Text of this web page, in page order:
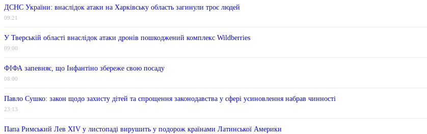
ДСНС України: внаслідок атаки на Харківську область загинули троє людей
09:21
У Тверській області внаслідок атаки дронів пошкоджений комплекс Wildberries
09:00
ФІФА запевняє, що Інфантіно збереже свою посаду
08:00
Павло Сушко: закон щодо захисту дітей та спрощення законодавства у сфері усиновлення набрав чинності
23:13
Папа Римський Лев XIV у листопаді вирушить у подорож країнами Латинської Америки